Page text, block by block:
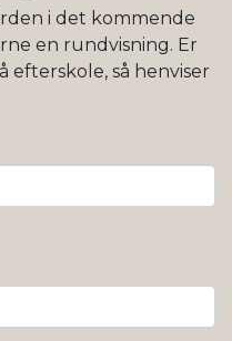
i det kommende
en rundvisning. Er
så henviser